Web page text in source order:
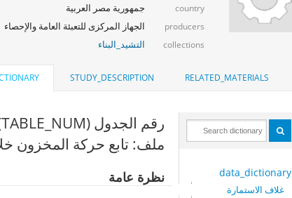
country جمهورية مصر العربية
producers الجهاز المركزى للتعبئة العامة والإحصاء
collections التشيد_البناء
RELATED_MATERIALS
STUDY_DESCRIPTION
data_dictionary
غلاف الاستمارة
رقم الجدول (TABLE_NUM)
ملف: تابع حركة المخزون
نظرة عامة